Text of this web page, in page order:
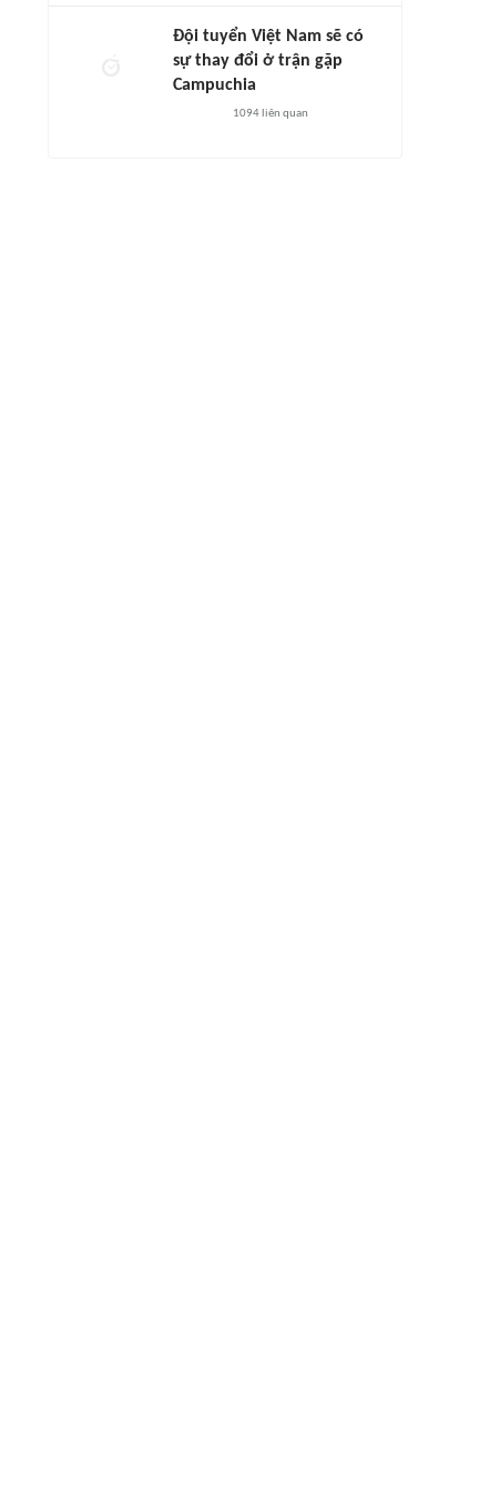
Đội tuyển Việt Nam sẽ có
sự thay đổi ở trận gặp
Campuchia
1094 liên quan